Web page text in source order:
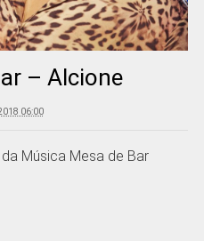
– Alcione
06:00
Música Mesa de Bar